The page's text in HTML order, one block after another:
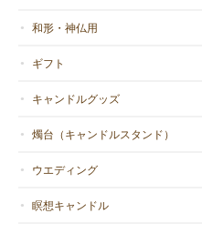
和形・神仏用
ギフト
キャンドルグッズ
燭台（キャンドルスタンド）
ウエディング
瞑想キャンドル